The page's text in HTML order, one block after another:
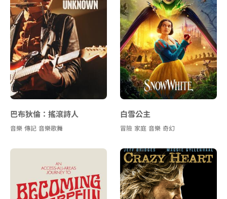
巴布狄倫：搖滾詩人
音樂 傳記 音樂歌舞
白雪公主
冒險 家庭 音樂 奇幻